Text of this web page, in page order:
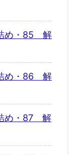
め・85 解
め・86 解
め・87 解